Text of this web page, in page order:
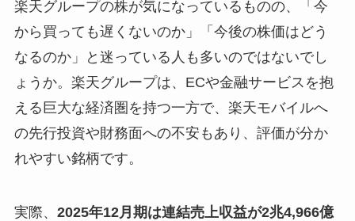
楽天グループの株が気になっているものの、「今
から買っても遅くないのか」「今後の株価はどう
なるのか」と迷っている人も多いのではないでし
ょうか。楽天グループは、ECや金融サービスを抱
える巨大な経済圏を持つ一方で、楽天モバイルへ
の先行投資や財務面への不安もあり、評価が分か
れやすい銘柄です。
実際、 2025年12月期は連結売上収益が2兆4,966億